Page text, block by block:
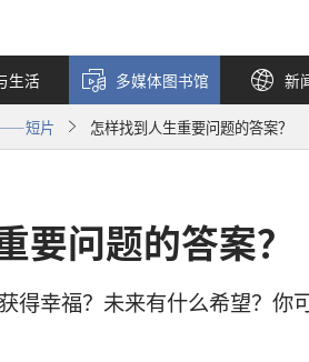
生活 多媒体图书馆 新
——短片 怎样找到人生重要问题的答案？
要问题的答案？
得幸福？未来有什么希望？你